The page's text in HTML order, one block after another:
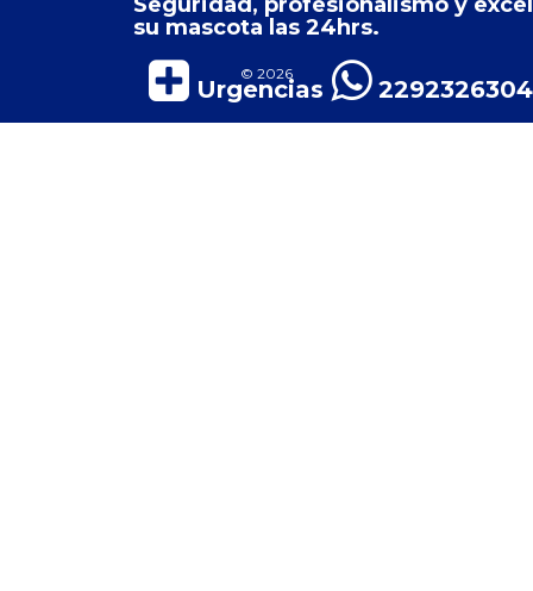
su mascota las 24hrs.
Urgencias 2292326304
© 2026